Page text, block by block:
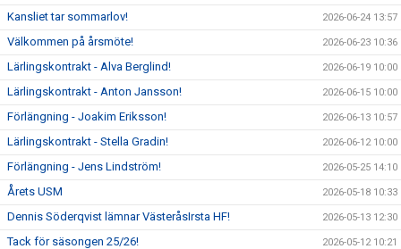
Kansliet tar sommarlov! 2026-06-24 13:57
Välkommen på årsmöte! 2026-06-23 10:36
Lärlingskontrakt - Alva Berglind! 2026-06-19 10:00
Lärlingskontrakt - Anton Jansson! 2026-06-15 10:00
Förlängning - Joakim Eriksson! 2026-06-13 10:57
Lärlingskontrakt - Stella Gradin! 2026-06-12 10:00
Förlängning - Jens Lindström! 2026-05-25 14:10
Årets USM 2026-05-18 10:33
Dennis Söderqvist lämnar VästeråsIrsta HF! 2026-05-13 12:30
Tack för säsongen 25/26! 2026-05-12 10:21